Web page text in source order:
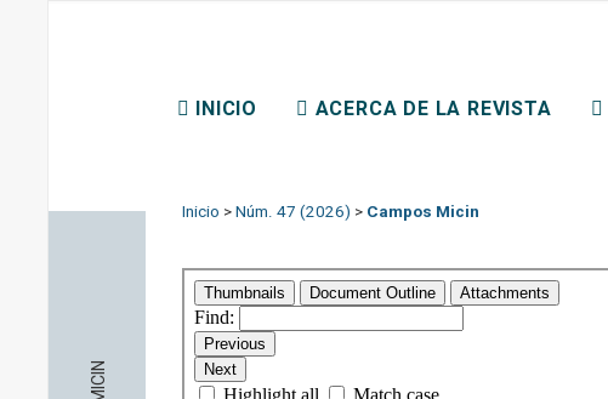
INICIO ACERCA DE LA REVISTA
Inicio > Núm. 47 (2026) > Campos Micin